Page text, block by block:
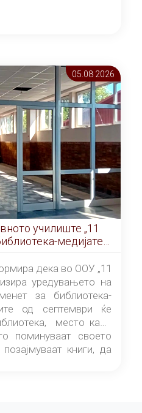
05.08 2026
училиште „11
медијатека
дека во ООУ „11
уредувањето на
за библиотека-
од септември ќе
место каде
поминуваат своето
книги, да